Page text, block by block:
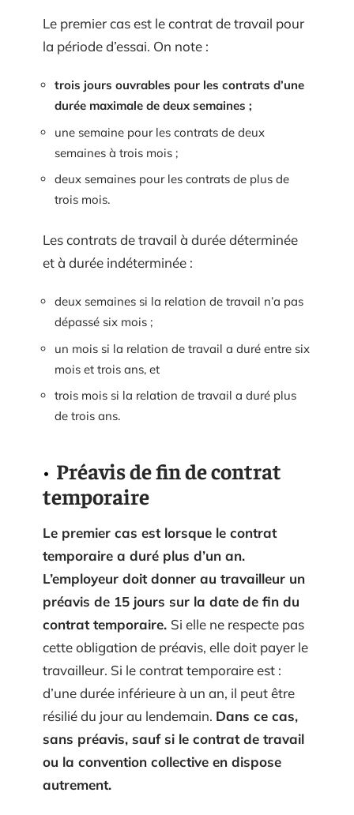
Le premier cas est le contrat de travail pour
la période d’essai. On note :
trois jours ouvrables pour les contrats d’une
durée maximale de deux semaines ;
une semaine pour les contrats de deux
semaines à trois mois ;
deux semaines pour les contrats de plus de
trois mois.
Les contrats de travail à durée déterminée
et à durée indéterminée :
deux semaines si la relation de travail n’a pas
dépassé six mois ;
un mois si la relation de travail a duré entre six
mois et trois ans, et
trois mois si la relation de travail a duré plus
de trois ans.
Préavis de fin de contrat
temporaire
Le premier cas est lorsque le contrat
temporaire a duré plus d’un an.
L’employeur doit donner au travailleur un
préavis de 15 jours sur la date de fin du
contrat temporaire. Si elle ne respecte pas
cette obligation de préavis, elle doit payer le
travailleur. Si le contrat temporaire est :
d’une durée inférieure à un an, il peut être
résilié du jour au lendemain. Dans ce cas,
sans préavis, sauf si le contrat de travail
ou la convention collective en dispose
autrement.